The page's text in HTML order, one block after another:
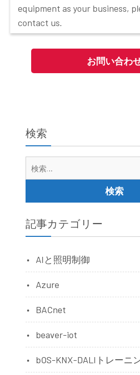
equipment as your business,
contact us.
お問い合わ
検索
記事カテゴリー
AIと照明制御
Azure
BACnet
beaver-iot
bOS-KNX-DALIトレーニ